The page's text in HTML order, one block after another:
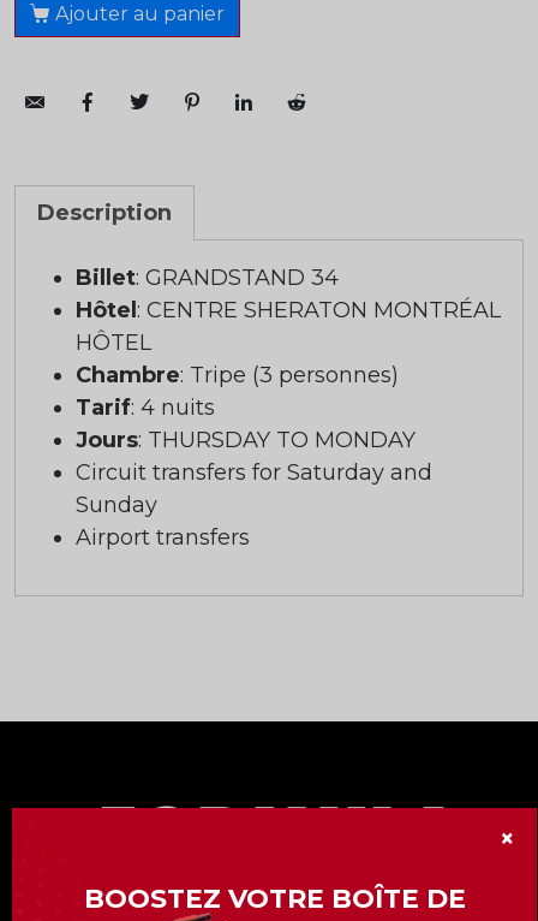
Ajouter au panier
Description
Billet: GRANDSTAND 34
Hôtel : CENTRE SHERATON MONTRÉAL
HÔTEL
Chambre: Tripe (3 personnes)
Tarif: 4 nuits
Jours: THURSDAY TO MONDAY
Circuit transfers for Saturday and
Sunday
Airport transfers
×
BOOSTEZ VOTRE BOÎTE DE